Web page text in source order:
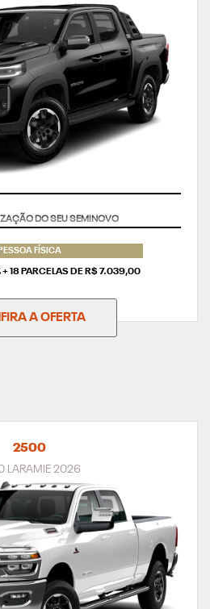
TAXA ZERO
PESSOA FÍSICA
+ 18 PARCELAS DE R$ 7.039,00
A OFERTA
2500
LARAMIE 2026